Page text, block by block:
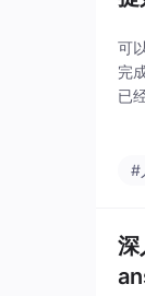
可
完
已
#